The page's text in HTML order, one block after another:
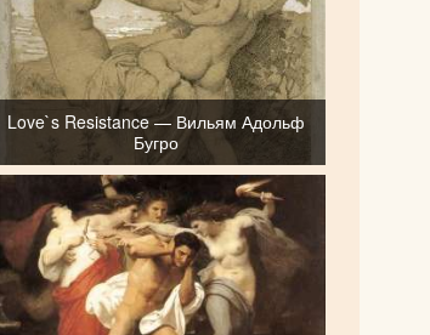
Love`s Resistance — Вильям Адольф
Бугро